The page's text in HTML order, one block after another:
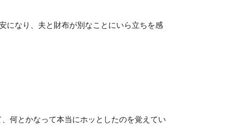
になり、夫と財布が別なことにいら立ちを感
何とかなって本当にホッとしたのを覚えてい